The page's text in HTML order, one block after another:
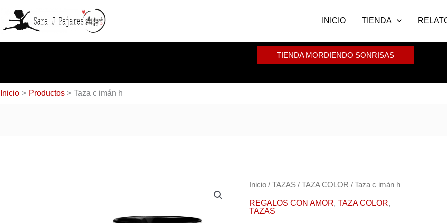
INICIO TIENDA
TIENDA MORDIENDO SONRISAS
Inicio Productos Taza c imán h
Inicio/ TAZAS/ TAZA COLOR / Taza c imán h
REGALOS CON AMOR, TAZA COLOR,
TAZAS
Taza
c
imán